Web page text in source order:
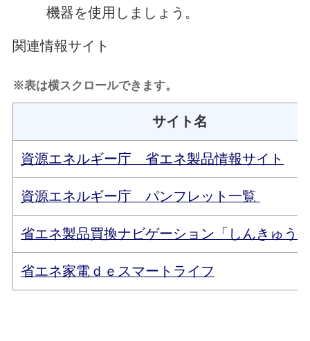
機器を使用しましょう。
関連情報サイト
※表は横スクロールできます。
サイト名
資源エネルギー庁 省エネ製品情報サイト
資源エネルギー庁 パンフレット一覧
省エネ製品買換ナビゲーション「しんきゅう
省エネ家電ｄｅスマートライフ